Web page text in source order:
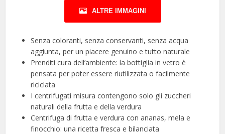
ALTRE IMMAGINI
Senza coloranti, senza conservanti, senza acqua
aggiunta, per un piacere genuino e tutto naturale
Prenditi cura dell’ambiente: la bottiglia in vetro è
pensata per poter essere riutilizzata o facilmente
riciclata
I centrifugati misura contengono solo gli zuccheri
naturali della frutta e della verdura
Centrifuga di frutta e verdura con ananas, mela e
finocchio: una ricetta fresca e bilanciata